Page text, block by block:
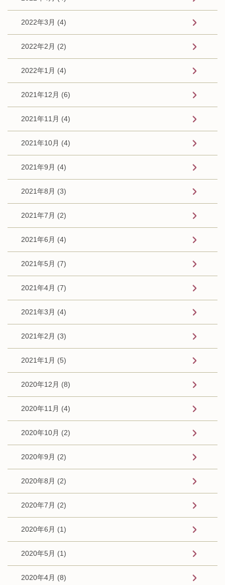
2022年3月 (4)
2022年2月 (2)
2022年1月 (4)
2021年12月 (6)
2021年11月 (4)
2021年10月 (4)
2021年9月 (4)
2021年8月 (3)
2021年7月 (2)
2021年6月 (4)
2021年5月 (7)
2021年4月 (7)
2021年3月 (4)
2021年2月 (3)
2021年1月 (5)
2020年12月 (8)
2020年11月 (4)
2020年10月 (2)
2020年9月 (2)
2020年8月 (2)
2020年7月 (2)
2020年6月 (1)
2020年5月 (1)
2020年4月 (8)